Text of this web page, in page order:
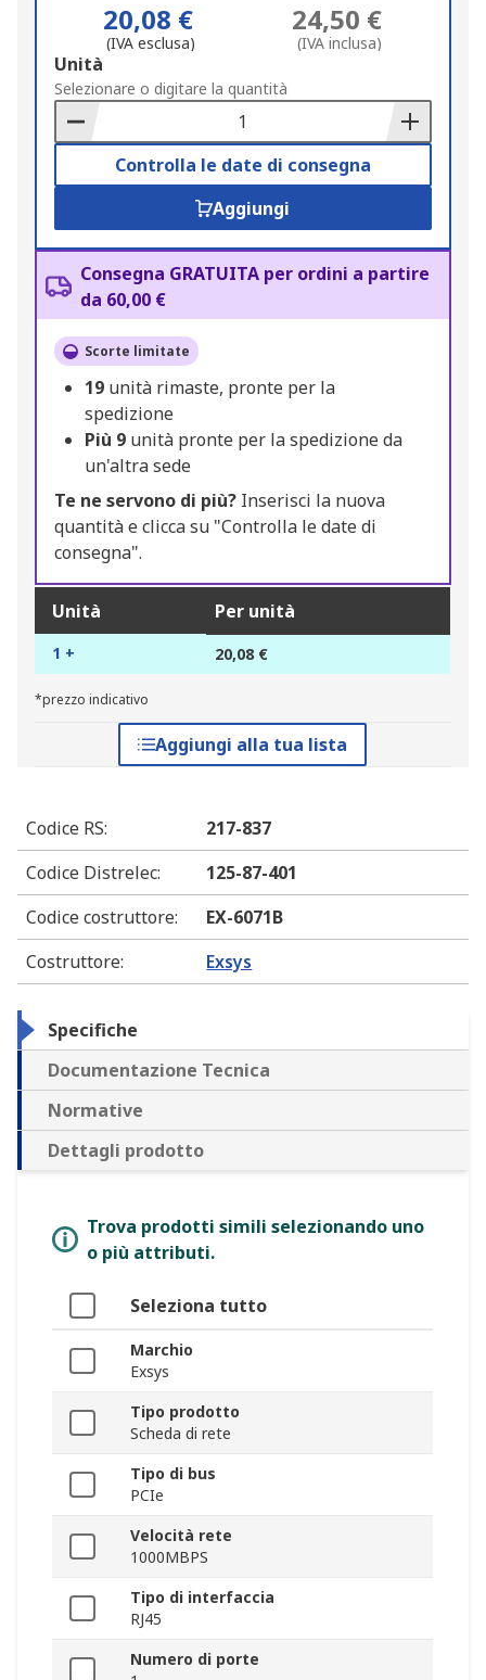
20,08 €
(IVA esclusa)
24,50 €
(IVA inclusa)
Add
to
Basket
Unità
Selezionare o digitare la quantità
Controlla le date di consegna
Aggiungi
Consegna GRATUITA per ordini a partire
da 60,00 €
Scorte limitate
19 unità rimaste, pronte per la
spedizione
Più 9 unità pronte per la spedizione da
un'altra sede
Te ne servono di più? Inserisci la nuova
quantità e clicca su "Controlla le date di
consegna".
Unità Per unità
1 + 20,08 €
*prezzo indicativo
Aggiungi alla tua lista
Codice RS:
217-837
Codice Distrelec:
125-87-401
Codice costruttore:
EX-6071B
Costruttore: Exsys
Specifiche
Documentazione Tecnica
Normative
Dettagli prodotto
Trova prodotti simili selezionando uno
o più attributi.
Seleziona tutto
Marchio
Exsys
Tipo prodotto
Scheda di rete
Tipo di bus
PCIe
Velocità rete
1000MBPS
Tipo di interfaccia
RJ45
Numero di porte